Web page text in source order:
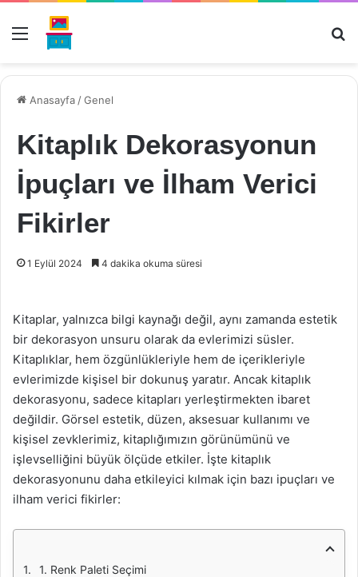
Menü
Anasayfa /Genel
Kitaplık Dekorasyonun
İpuçları ve İlham Verici
Fikirler
1 Eylül 2024 4 dakika okuma süresi
Kitaplar, yalnızca bilgi kaynağı değil, aynı zamanda estetik
bir dekorasyon unsuru olarak da evlerimizi süsler.
Kitaplıklar, hem özgünlükleriyle hem de içerikleriyle
evlerimizde kişisel bir dokunuş yaratır. Ancak kitaplık
dekorasyonu, sadece kitapları yerleştirmekten ibaret
değildir. Görsel estetik, düzen, aksesuar kullanımı ve
kişisel zevklerimiz, kitaplığımızın görünümünü ve
işlevselliğini büyük ölçüde etkiler. İşte kitaplık
dekorasyonunu daha etkileyici kılmak için bazı ipuçları ve
ilham verici fikirler:
1. Renk Paleti Seçimi